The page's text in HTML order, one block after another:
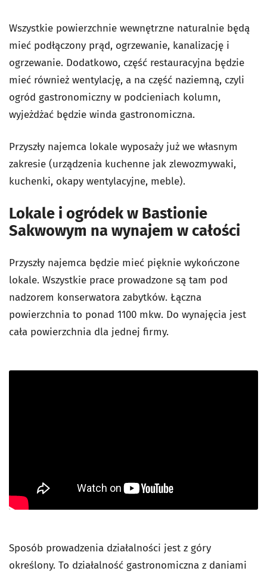
Wszystkie powierzchnie wewnętrzne naturalnie będą
mieć podłączony prąd, ogrzewanie, kanalizację i
ogrzewanie. Dodatkowo, część restauracyjna będzie
mieć również wentylację, a na część naziemną, czyli
ogród gastronomiczny w podcieniach kolumn,
wyjeżdżać będzie winda gastronomiczna.
Przyszły najemca lokale wyposaży już we własnym
zakresie (urządzenia kuchenne jak zlewozmywaki,
kuchenki, okapy wentylacyjne, meble).
Lokale i ogródek w Bastionie
Sakwowym na wynajem w całości
Przyszły najemca będzie mieć pięknie wykończone
lokale. Wszystkie prace prowadzone są tam pod
nadzorem konserwatora zabytków. Łączna
powierzchnia to ponad 1100 mkw. Do wynajęcia jest
cała powierzchnia dla jednej firmy.
Sposób prowadzenia działalności jest z góry
określony. To działalność gastronomiczna z daniami